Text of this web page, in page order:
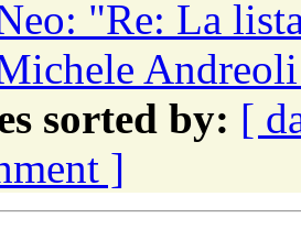
"Re: La
sorted by: [
]